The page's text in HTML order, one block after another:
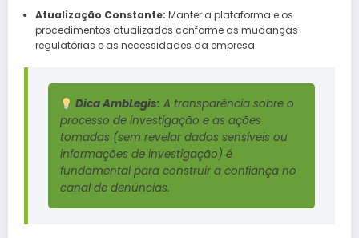
Atualização Constante: Manter a plataforma e os
procedimentos atualizados conforme as mudanças
regulatórias e as necessidades da empresa.
Dica AmbLegis: A transparência sobre o
processo de investigação e as ações
tomadas (sem revelar dados sensíveis ou
informações de investigação) é
fundamental para construir a confiança no
canal de denúncias.